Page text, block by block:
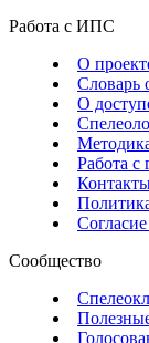
Работа с ИПС
О
Словарь
О
Работа с
Сообщество